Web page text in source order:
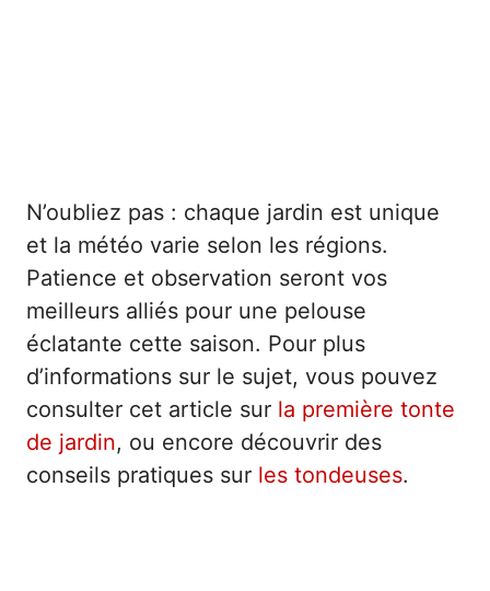
N’oubliez pas : chaque jardin est unique
et la météo varie selon les régions.
Patience et observation seront vos
meilleurs alliés pour une pelouse
éclatante cette saison. Pour plus
d’informations sur le sujet, vous pouvez
consulter cet article sur la première tonte
de jardin, ou encore découvrir des
conseils pratiques sur les tondeuses.